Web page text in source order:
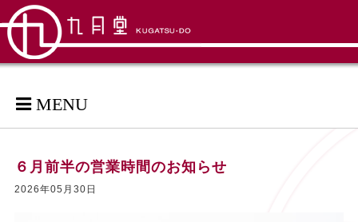
MENU
６月前半の営業時間のお知らせ
2026年05月30日